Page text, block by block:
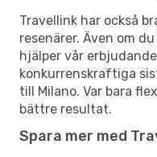
Travellink har också
resenärer. Även om
hjälper vår
konkurrenskraftiga
till Milano. Var bara
bättre resultat.
Spara mer med